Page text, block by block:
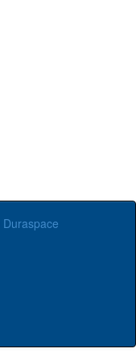
Duraspace